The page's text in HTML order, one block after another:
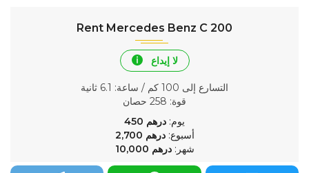
Rent Mercedes Benz C 200
لا إيداع
التسارع إلى 100 كم / ساعة
: 6.1 ثانية
قوة: 258 حصان
يوم: درهم
أسبوع: درهم
شهر: درهم